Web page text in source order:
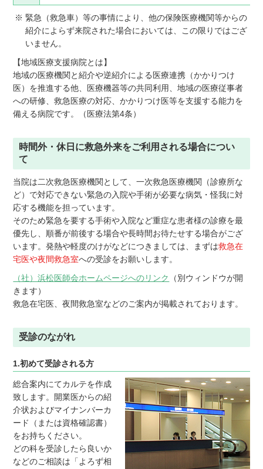
※ 緊急（救急車）等の事情により、他の保険医療機関等からの
紹介によらず来院された場合においては、この限りではござ
いません。
【地域医療支援病院とは】
地域の医療機関と紹介や逆紹介による医療連携（かかりつけ
医）を推進する他、医療機器等の共同利用、地域の医療従事者
への研修、救急医療の対応、かかりつけ医等を支援する能力を
備える病院です。（医療法第4条）
時間外・休日に救急外来をご利用される場合につい
て
当院は二次救急医療機関として、一次救急医療機関（診療所な
ど）で対応できない緊急の入院や手術が必要な病気・怪我に対
応する機能を担っています。
そのため緊急を要する手術や入院など重症な患者様の診療を最
優先し、順番が前後する場合や長時間お待たせする場合がござ
います。発熱や軽度のけがなどにつきましては、まずは救急在
宅医や夜間救急室への受診をお願いします。
（社）浜松医師会ホームページへのリンク
（別ウィンドウが開
きます）
救急在宅医、夜間救急室などのご案内が掲載されております。
受診のながれ
1.初めて受診される方
総合案内にてカルテを作成
致します。開業医からの紹
介状およびマイナンバーカ
ード（または資格確認書）
をお持ちください。
どの科を受診したら良いか
などのご相談は「よろず相